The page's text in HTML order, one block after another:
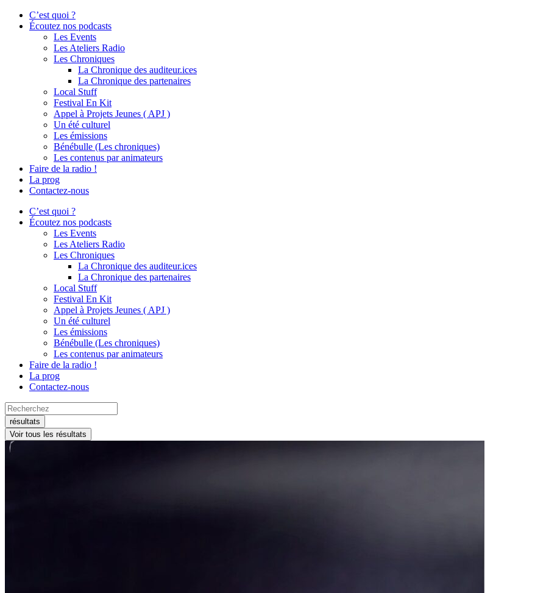
C’est quoi ?
Écoutez nos podcasts
Les Events
Les Ateliers Radio
Les Chroniques
La Chronique des auditeur.ices
La Chronique des partenaires
Local Stuff
Festival En Kit
Appel à Projets Jeunes ( APJ )
Un été culturel
Les émissions
Bénébulle (Les chroniques)
Les contenus par animateurs
Faire de la radio !
La prog
Contactez-nous
C’est quoi ?
Écoutez nos podcasts
Les Events
Les Ateliers Radio
Les Chroniques
La Chronique des auditeur.ices
La Chronique des partenaires
Local Stuff
Festival En Kit
Appel à Projets Jeunes ( APJ )
Un été culturel
Les émissions
Bénébulle (Les chroniques)
Les contenus par animateurs
Faire de la radio !
La prog
Contactez-nous
Search
...résultats
Voir tous les résultats